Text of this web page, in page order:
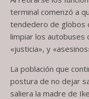
terminal comenzó a
tendedero de globos
limpiar los autobuses
«justicia», y
La población que
postura de no dejar
saliera la madre de